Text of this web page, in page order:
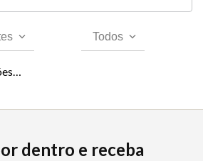
Todos
dentro e receba